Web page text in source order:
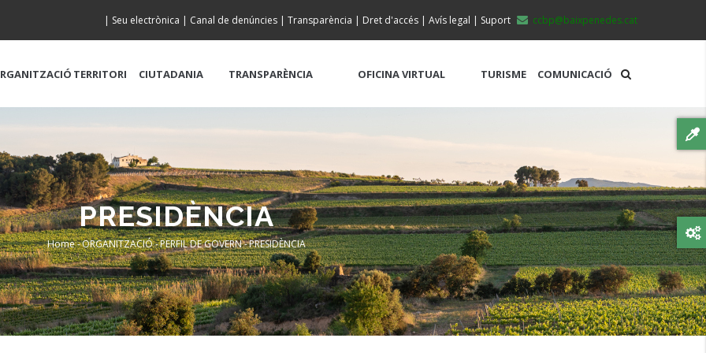
ccbp@baixpenedes.cat
| Seu electrònica | Canal de denúncies | Transparència | Dret d'accés | Avís legal | Suport
TERRITORI CIUTADANIA TRANSPARÈNCIA OFICINA VIRTUAL TURISME COMUNICACIÓ
PRESIDÈNCIA
Breadcrumb
Home-ORGANITZACIÓ-PERFIL DE GOVERN-PRESIDÈNCIA